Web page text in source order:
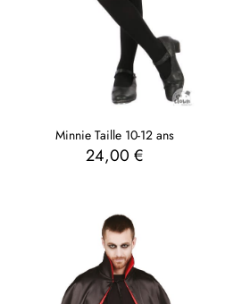
Minnie Taille 10-12 ans
24,00€